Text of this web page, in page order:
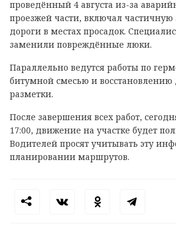
проведённый 4 августа из-за
проезжей части, включал
дороги в местах просадок.
заменили повреждённые люки.
Параллельно ведутся работы по
битумной смесью и
разметки.
После завершения всех работ,
17:00, движение на участке будет
Водителей просят учитывать эту
планировании маршрутов.